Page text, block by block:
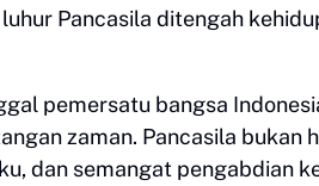
Pancasila ditengah
pemersatu bangsa
zaman. Pancasila bukan
dan semangat pengabdian